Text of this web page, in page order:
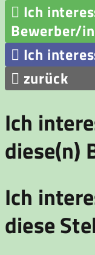
 Ich
Bewerber/in
 Ich
 zurück
Ich
diese(n)
Ich
diese